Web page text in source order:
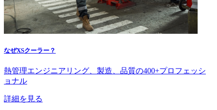
なぜXSクーラー？
熱管理エンジニアリング、製造、品質の400+プロフェッシ
ョナル
詳細を見る